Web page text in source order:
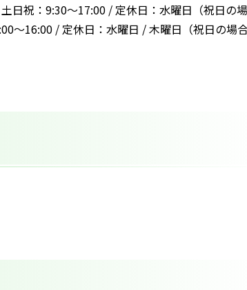
祝：9:30～17:00 / 定休日：水曜日（祝日の
～16:00 / 定休日：水曜日 / 木曜日（祝日の場